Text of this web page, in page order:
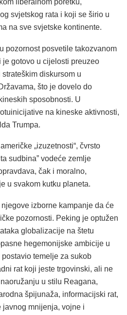
liberalnom poretku,
svjetskog rata i koji se širio u
na sve svjetske kontinente.
pozornost posvetile takozvanom
je gotovo u cijelosti preuzeo
diskursom u
što je dovelo do
sposobnosti. U
na kineske aktivnosti,
Trumpa.
„izuzetnosti“, čvrsto
sudbina” vodeće zemlje
čak i moralno,
u svakom kutku planeta.
izborne kampanje da će
pozornosti. Peking je optužen
globalizacije na štetu
hegemonijske ambicije u
temelje za sukob
rat koji jeste trgovinski, ali ne
u stilu Reagana,
špijunaža, informacijski rat,
mnijenja, vojne i